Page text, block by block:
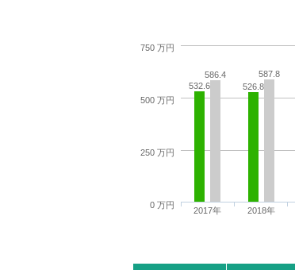
532.6 526.8
586.4 587.8
2017年 2018年
0 万円
250 万円
500 万円
750 万円